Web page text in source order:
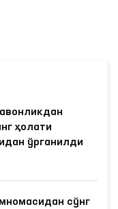
ҳолати
ўрганилди
сўнг